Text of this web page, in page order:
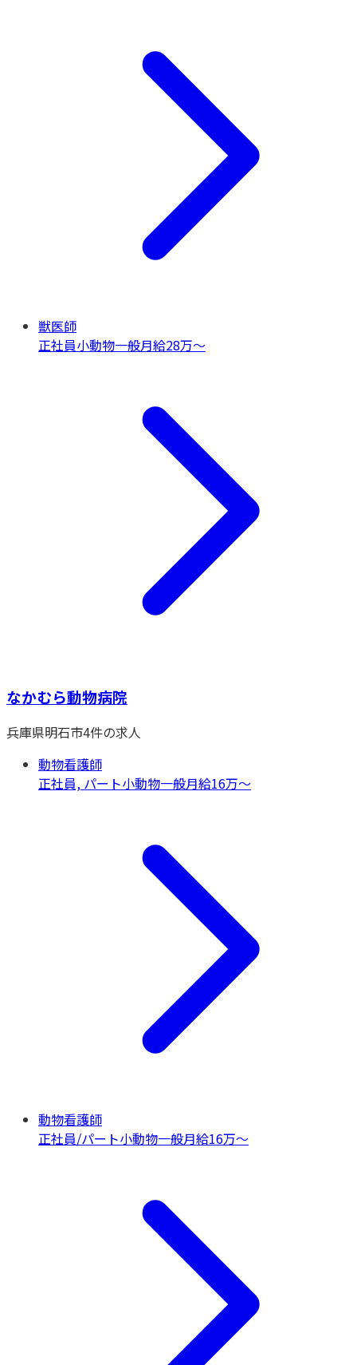
獣医師
正社員小動物一般月給28万〜
なかむら動物病院
兵庫県明石市4件の求人
動物看護師
正社員, パート小動物一般月給16万〜
動物看護師
正社員/パート小動物一般月給16万〜